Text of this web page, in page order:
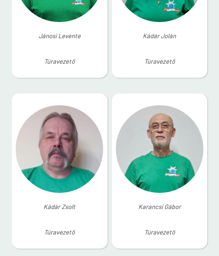
Jánosi Levente
Túravezető
Kádár Jolán
Túravezető
Kádár Zsolt
Túravezető
Karancsi Gábor
Túravezető